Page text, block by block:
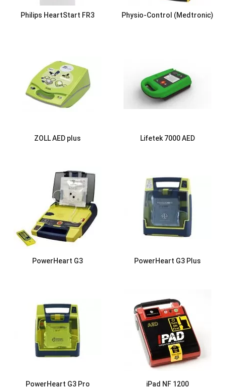
Philips HeartStart FR3 Physio-Control (Medtronic)
ZOLL AED plus Lifetek 7000 AED
PowerHeart G3 PowerHeart G3 Plus
PowerHeart G3 Pro iPad NF 1200